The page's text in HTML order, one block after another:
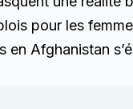
pour les
en Afghanistan